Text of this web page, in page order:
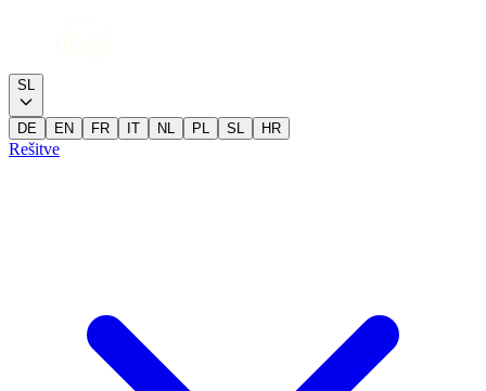
SL
DE EN FR IT NL PL SL HR
Rešitve